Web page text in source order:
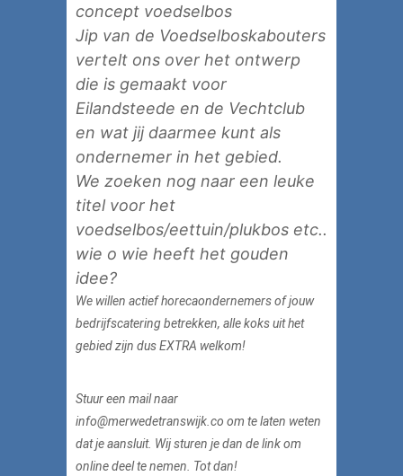
concept voedselbos
Jip van de Voedselboskabouters
vertelt ons over het ontwerp
die is gemaakt voor
Eilandsteede en de Vechtclub
en wat jij daarmee kunt als
ondernemer in het gebied.
We zoeken nog naar een leuke
titel voor het
voedselbos/eettuin/plukbos etc..
wie o wie heeft het gouden
idee?
We willen actief horecaondernemers of jouw
bedrijfscatering betrekken, alle koks uit het
gebied zijn dus EXTRA welkom!
Stuur een mail naar
info@merwedetranswijk.co om te laten weten
dat je aansluit. Wij sturen je dan de link om
online deel te nemen. Tot dan!